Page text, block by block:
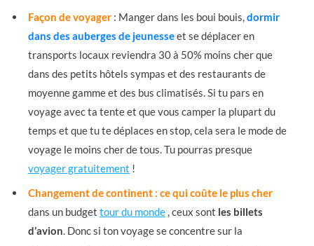
Façon de voyager : Manger dans les boui bouis,dormir
dans des auberges de jeunesseet se déplacer en
transports locaux reviendra 30 à 50% moins cher que
dans des petits hôtels sympas et des restaurants de
moyenne gamme et des bus climatisés. Si tu pars en
voyage avec ta tente et que vous camper la plupart du
temps et que tu te déplaces en stop, cela sera le mode de
voyage le moins cher de tous. Tu pourras presque
voyager gratuitement !
Changement de continent : ce qui coûte le plus cher
dans un budget tour du monde , ceux sont les billets
d’avion . Donc si ton voyage se concentre sur la